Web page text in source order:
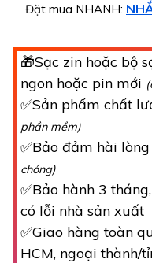
Đặt mua NHANH:
🎁Sạc zin hoặc bộ
ngon hoặc pin mới
✅Sản phẩm chất
phần mềm)
✅Bảo đảm hài lòng
chóng)
✅Bảo hành 3
có lỗi nhà sản xuất
✅Giao hàng toàn
HCM, ngoại thành/